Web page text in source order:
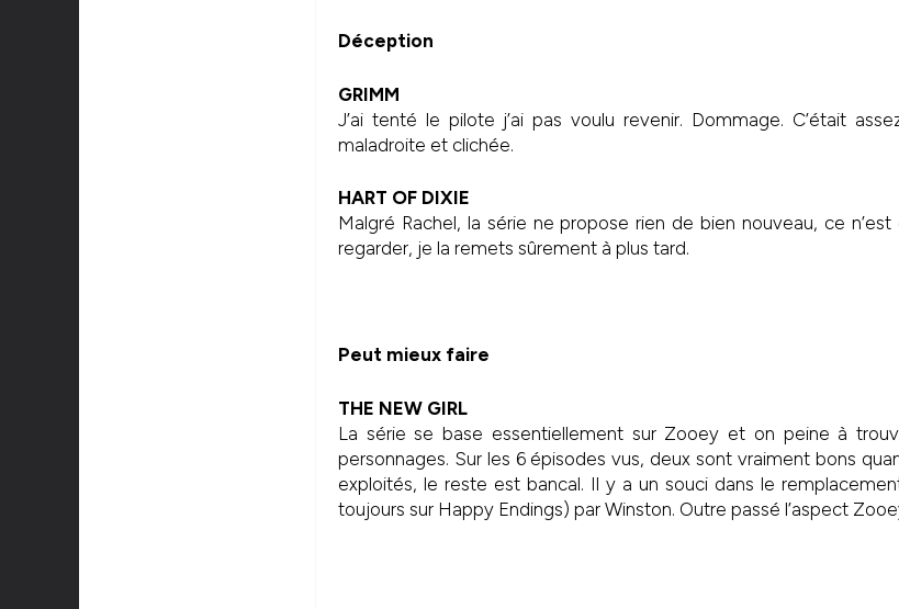
Déception
GRIMM
J’ai tenté le pilote j’ai pas voulu revenir. Dommage. C’était
maladroite et clichée.
HART OF DIXIE
Malgré Rachel, la série ne propose rien de bien nouveau, ce
regarder, je la remets sûrement à plus tard.
Peut mieux faire
THE NEW GIRL
La série se base essentiellement sur Zooey et on peine à
personnages. Sur les 6 épisodes vus, deux sont vraiment bons
exploités, le reste est bancal. Il y a un souci dans le
toujours sur Happy Endings) par Winston. Outre passé l’aspect